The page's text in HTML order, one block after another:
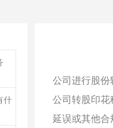
公司进行股份
公司转股印花
延误或其他合
什